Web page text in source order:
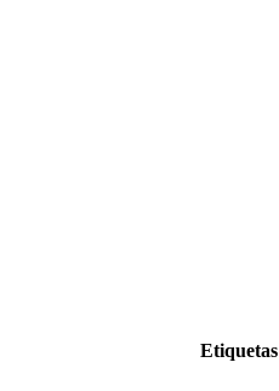
Etiquetas